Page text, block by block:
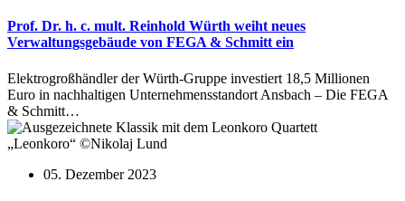
Prof. Dr. h. c. mult. Reinhold Würth weiht neues
Verwaltungsgebäude von FEGA & Schmitt ein
Elektrogroßhändler der Würth-Gruppe investiert 18,5 Millionen
Euro in nachhaltigen Unternehmensstandort Ansbach – Die FEGA
& Schmitt…
„Leonkoro“ ©Nikolaj Lund
05. Dezember 2023